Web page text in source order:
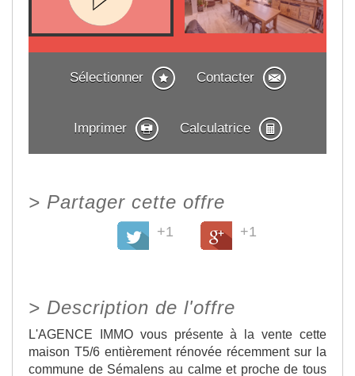
Sélectionner Contacter
Imprimer Calculatrice
> Partager cette offre
+1 +1
> Description de l'offre
L'AGENCE IMMO vous présente à la vente cette
maison T5/6 entièrement rénovée récemment sur la
commune de Sémalens au calme et proche de tous